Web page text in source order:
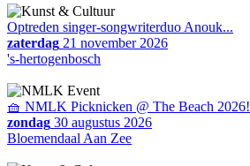
Optreden singer-songwriterduo Anouk...
zaterdag 21 november 2026
's-hertogenbosch
🧺 NMLK Picknicken @ The Beach 2026!
zondag 30 augustus 2026
Bloemendaal Aan Zee